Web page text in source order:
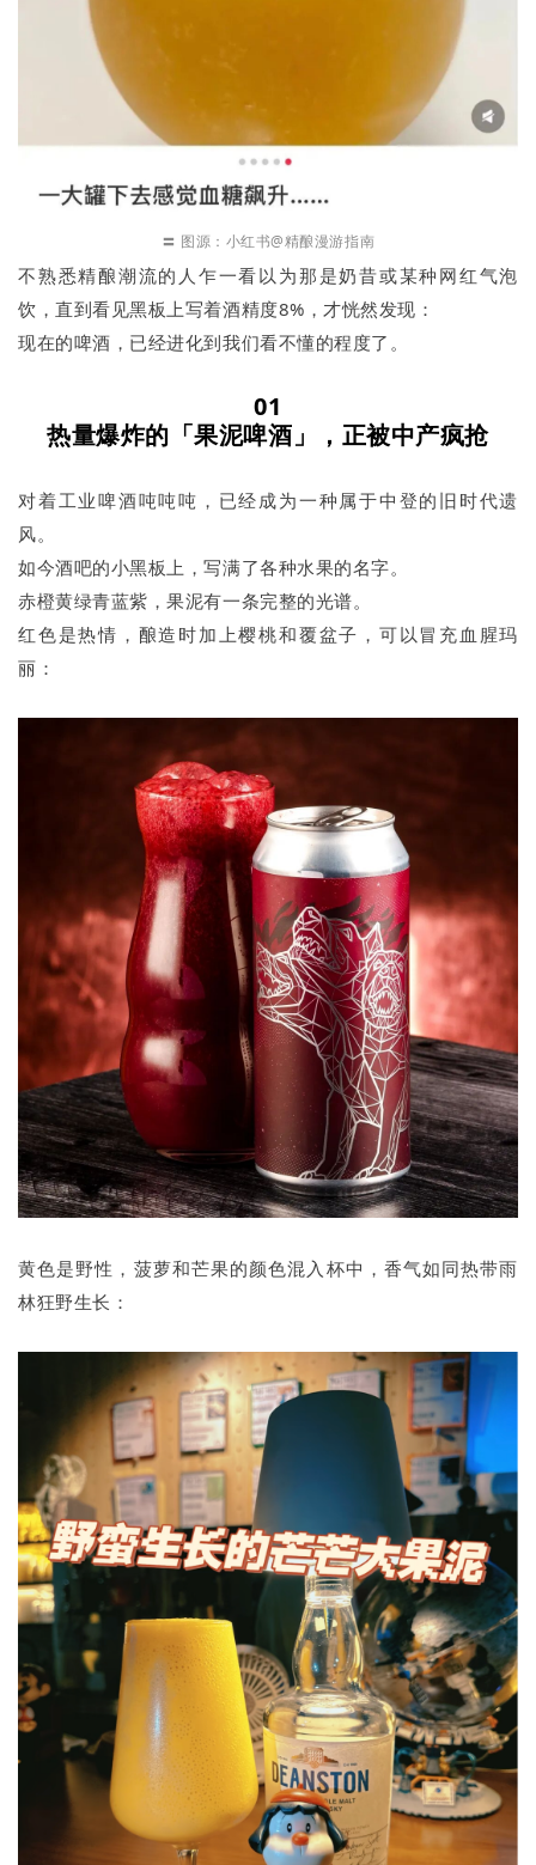
〓 图源：小红书@精酿漫游指南
不熟悉精酿潮流的人乍一看以为那是奶昔或某种网红气泡
饮，直到看见黑板上写着酒精度8%，才恍然发现：
现在的啤酒，已经进化到我们看不懂的程度了。
01
热量爆炸的「果泥啤酒」，正被中产疯抢
对着工业啤酒吨吨吨，已经成为一种属于中登的旧时代遗
风。
如今酒吧的小黑板上，写满了各种水果的名字。
赤橙黄绿青蓝紫，果泥有一条完整的光谱。
红色是热情，酿造时加上樱桃和覆盆子，可以冒充血腥玛
丽：
黄色是野性，菠萝和芒果的颜色混入杯中，香气如同热带雨
林狂野生长：